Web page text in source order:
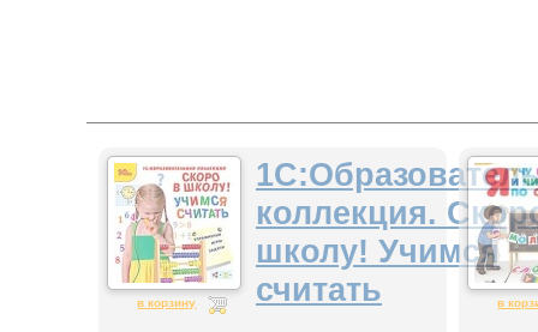
в корзину
коллекция.
школу! Учимся
считать
в